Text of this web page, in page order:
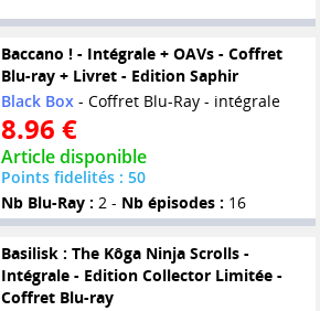
Baccano ! - Intégrale + OAVs - Coffret
Blu-ray + Livret - Edition Saphir
Black Box- Coffret Blu-Ray - intégrale
8.96 €
Article disponible
Points fidelités : 50
Nb Blu-Ray : 2 - Nb épisodes : 16
Basilisk : The Kôga Ninja Scrolls -
Intégrale - Edition Collector Limitée -
Coffret Blu-ray